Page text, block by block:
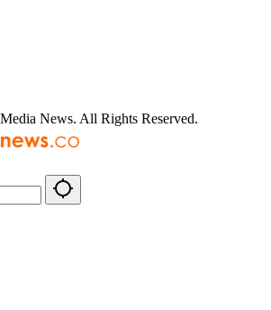
News. All Rights Reserved.